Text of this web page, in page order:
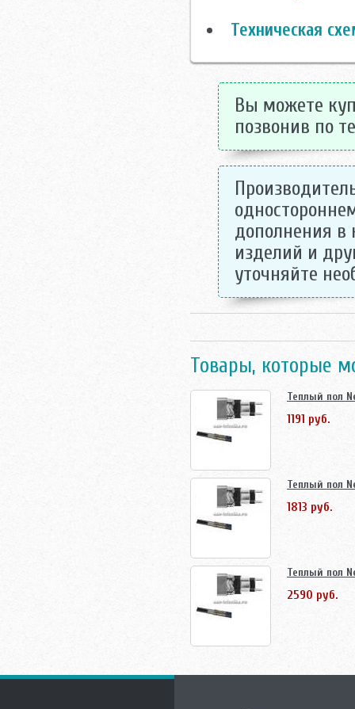
Техническая
Вы можете
позвонив по
дополнения
изделий и
уточняйте
Товары, которые
Теплый пол
1191 руб.
Теплый пол
1813 руб.
Теплый пол
2590 руб.